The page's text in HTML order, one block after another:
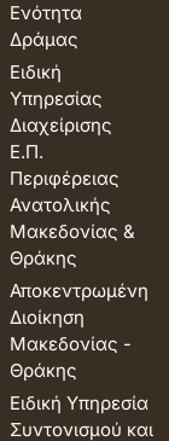
Ενότητα
Δράμας
Ειδική
Υπηρεσίας
Διαχείρισης
Ε.Π.
Περιφέρειας
Ανατολικής
Μακεδονίας &
Θράκης
Αποκεντρωμένη
Διοίκηση
Μακεδονίας -
Θράκης
Ειδική Υπηρεσία
Συντονισμού και